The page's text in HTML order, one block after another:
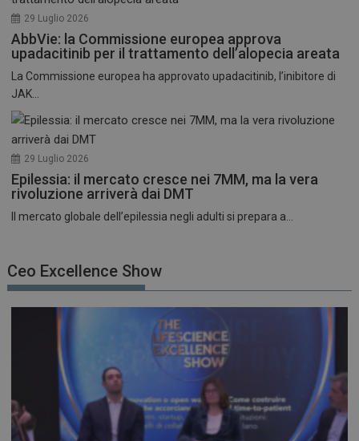
29 Luglio 2026
AbbVie: la Commissione europea approva
upadacitinib per il trattamento dell’alopecia areata
La Commissione europea ha approvato upadacitinib, l’inibitore di
JAK...
29 Luglio 2026
Epilessia: il mercato cresce nei 7MM, ma la vera
rivoluzione arriverà dai DMT
Il mercato globale dell’epilessia negli adulti si prepara a...
Ceo Excellence Show